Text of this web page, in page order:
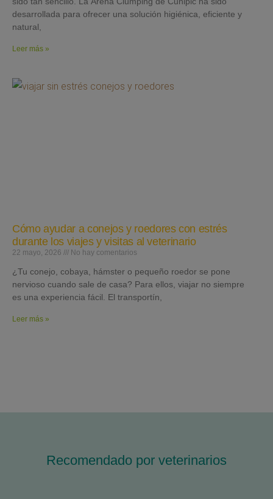
desarrollada para ofrecer una solución higiénica, eficiente y
natural,
Leer más »
Cómo ayudar a conejos y roedores con estrés
durante los viajes y visitas al veterinario
22 mayo, 2026 No hay comentarios
¿Tu conejo, cobaya, hámster o pequeño roedor se pone
nervioso cuando sale de casa? Para ellos, viajar no siempre
es una experiencia fácil. El transportín,
Leer más »
Recomendado por veterinarios